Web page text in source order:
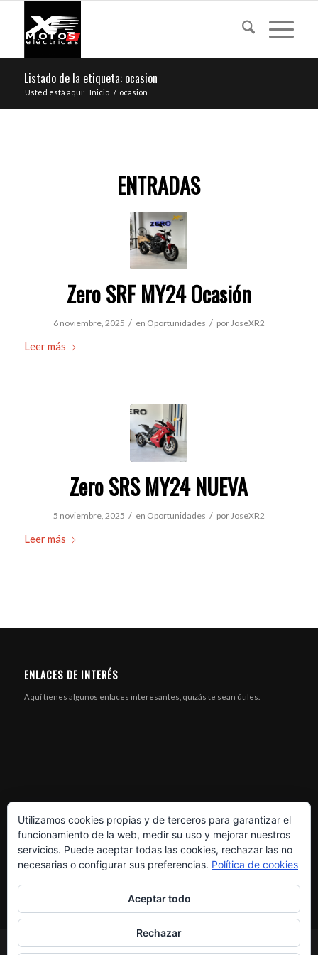
Listado de la etiqueta: ocasion
Usted está aquí: Inicio / ocasion
ENTRADAS
Zero SRF MY24 Ocasión
6 noviembre, 2025 / en Oportunidades / porJoseXR2
Leer más
Zero SRS MY24 NUEVA
5 noviembre, 2025 / en Oportunidades / porJoseXR2
Leer más
ENLACES DE INTERÉS
Aquí tienes algunos enlaces interesantes, quizás te sean útiles.
© Copyright - XR MOTOS - Soluciones eléctricas -Enfold Theme by Kriesi
Utilizamos cookies propias y de terceros para garantizar el
funcionamiento de la web, medir su uso y mejorar nuestros
servicios. Puede aceptar todas las cookies, rechazar las no
necesarias o configurar sus preferencias. Política de cookies
Aceptar todo
Rechazar